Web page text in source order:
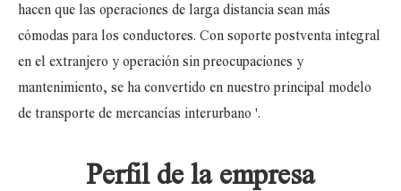
hacen que las operaciones de larga distancia sean más
cómodas para los conductores. Con soporte postventa integral
en el extranjero y operación sin preocupaciones y
mantenimiento, se ha convertido en nuestro principal modelo
de transporte de mercancías interurbano '.
Perfil de la empresa